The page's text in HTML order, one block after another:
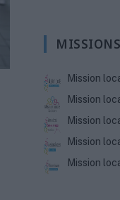
Mission
Mission
Mission
Mission
Mission